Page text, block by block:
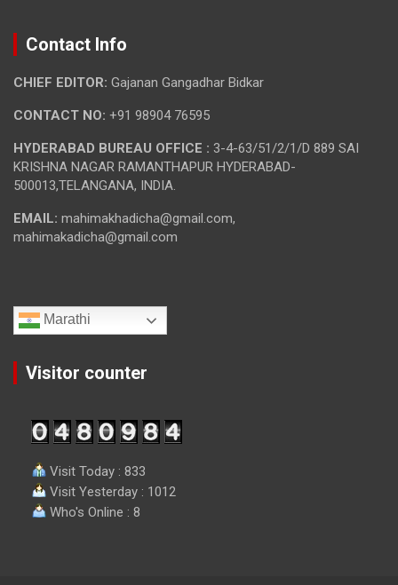
Contact Info
CHIEF EDITOR: Gajanan Gangadhar Bidkar
CONTACT NO: +91 98904 76595
HYDERABAD BUREAU OFFICE : 3-4-63/51/2/1/D 889 SAI
KRISHNA NAGAR RAMANTHAPUR HYDERABAD-
500013,TELANGANA, INDIA.
EMAIL: mahimakhadicha@gmail.com,
mahimakadicha@gmail.com
Marathi
Visitor counter
Visit Today : 833
Visit Yesterday : 1012
Who's Online : 8